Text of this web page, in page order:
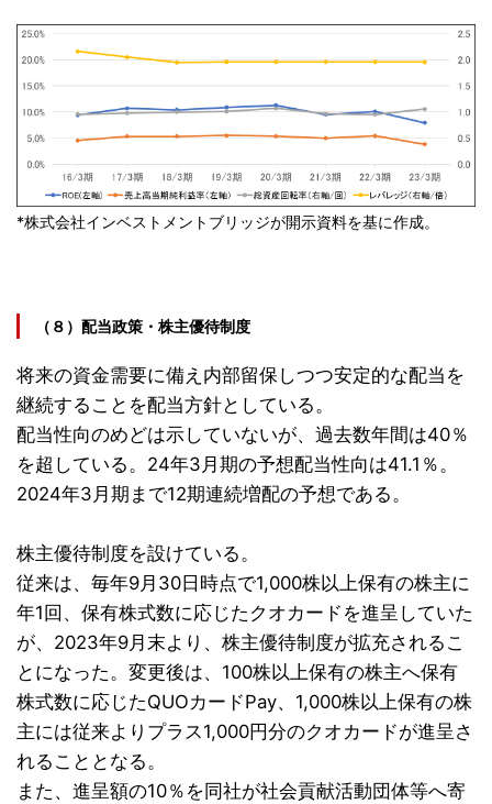
*株式会社インベストメントブリッジが開示資料を基に作成。
（８）配当政策・株主優待制度
将来の資金需要に備え内部留保しつつ安定的な配当を
継続することを配当方針としている。
配当性向のめどは示していないが、過去数年間は40％
を超している。24年3月期の予想配当性向は41.1％。
2024年3月期まで12期連続増配の予想である。
株主優待制度を設けている。
従来は、毎年9月30日時点で1,000株以上保有の株主に
年1回、保有株式数に応じたクオカードを進呈していた
が、2023年9月末より、株主優待制度が拡充されるこ
とになった。変更後は、100株以上保有の株主へ保有
株式数に応じたQUOカードPay、1,000株以上保有の株
主には従来よりプラス1,000円分のクオカードが進呈さ
れることとなる。
また、進呈額の10％を同社が社会貢献活動団体等へ寄